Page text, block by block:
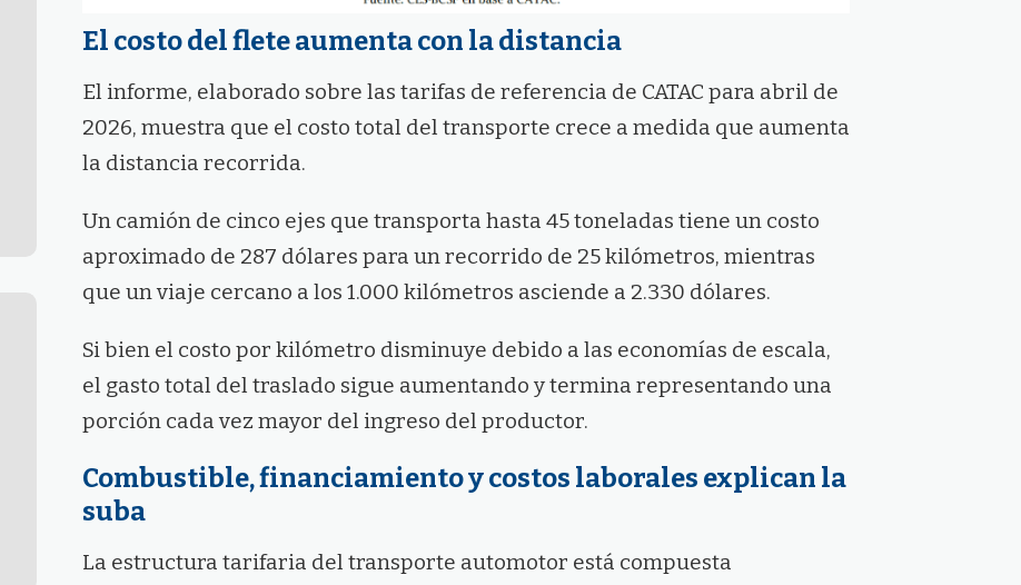
El costo del flete aumenta con la distancia
El informe, elaborado sobre las tarifas de referencia de CATAC para abril de
2026, muestra que el costo total del transporte crece a medida que aumenta
la distancia recorrida.
Un camión de cinco ejes que transporta hasta 45 toneladas tiene un costo
aproximado de 287 dólares para un recorrido de 25 kilómetros, mientras
que un viaje cercano a los 1.000 kilómetros asciende a 2.330 dólares.
Si bien el costo por kilómetro disminuye debido a las economías de escala,
el gasto total del traslado sigue aumentando y termina representando una
porción cada vez mayor del ingreso del productor.
Combustible, financiamiento y costos laborales explican la
suba
La estructura tarifaria del transporte automotor está compuesta